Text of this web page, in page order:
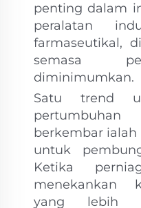
penting dalam
peralatan
farmaseutikal,
semasa
diminimumkan.
Satu trend
berkembar
untuk
Ketika
menekankan
yang lebih